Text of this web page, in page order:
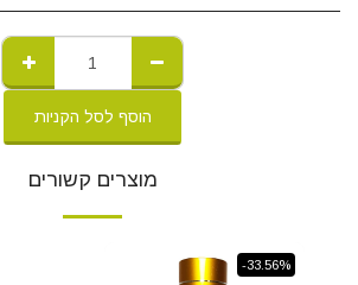
הוסף לסל הקניות
מוצרים קשורים
-33.56%